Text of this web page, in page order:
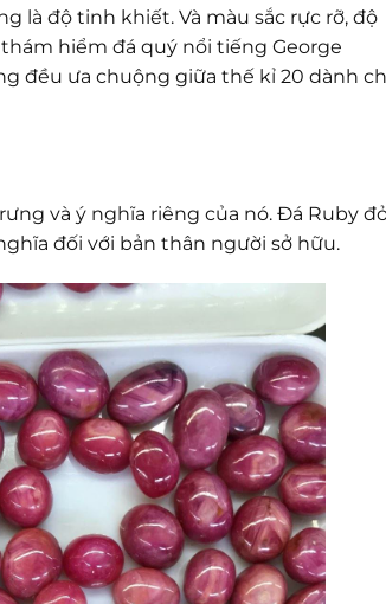
là độ tinh khiết. Và màu sắc rực rỡ, độ
hiểm đá quý nổi tiếng George
đều ưa chuộng giữa thế kỉ 20 dành
và ý nghĩa riêng của nó. Đá Ruby
đối với bản thân người sở hữu.